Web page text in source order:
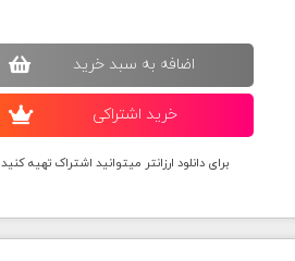
اضافه به سبد خريد
خريد اشتراکی
برای دانلود ارزانتر میتوانید اشتراک تهیه کنید